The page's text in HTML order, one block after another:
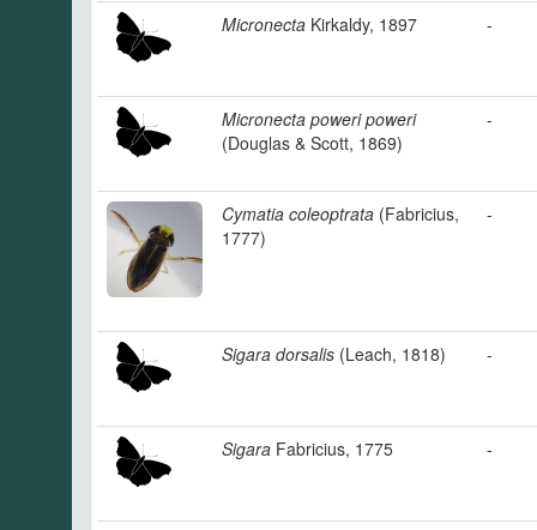
Micronecta Kirkaldy, 1897 -
Micronecta poweri poweri
(Douglas & Scott, 1869)
-
Cymatia coleoptrata (Fabricius,
1777)
-
Sigara dorsalis (Leach, 1818) -
Sigara Fabricius, 1775 -